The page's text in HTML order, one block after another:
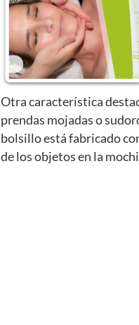
Otra característica
prendas mojadas o
bolsillo está fabricado
de los objetos en la